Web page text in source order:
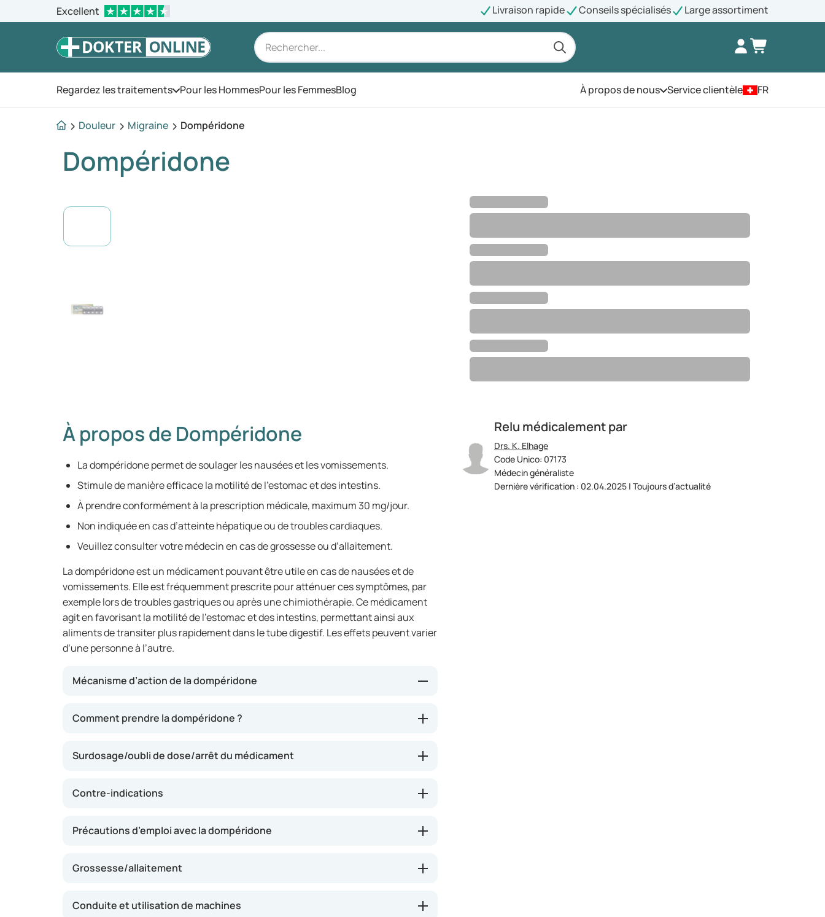
Excellent Livraison rapide Conseils spécialisés Large assortiment
Regardez les traitementsOuvrez le menu
Pour les HommesPour les FemmesBlog À propos de nousOuvrez le menu
Service clientèle FR
Douleur Migraine Dompéridone
Dompéridone
Relu médicalement par
Drs. K. Elhage
Code Unico: 07173
Médecin généraliste
Dernière vérification : 02.04.2025 | Toujours d’actualité
À propos de Dompéridone
La dompéridone permet de soulager les nausées et les vomissements.
Stimule de manière efficace la motilité de l’estomac et des intestins.
À prendre conformément à la prescription médicale, maximum 30 mg/jour.
Non indiquée en cas d’atteinte hépatique ou de troubles cardiaques.
Veuillez consulter votre médecin en cas de grossesse ou d’allaitement.
La dompéridone est un médicament pouvant être utile en cas de nausées et de
vomissements. Elle est fréquemment prescrite pour atténuer ces symptômes, par
exemple lors de troubles gastriques ou après une chimiothérapie. Ce médicament
agit en favorisant la motilité de l’estomac et des intestins, permettant ainsi aux
aliments de transiter plus rapidement dans le tube digestif. Les effets peuvent varier
d’une personne à l’autre.
Mécanisme d’action de la dompéridone
La dompéridone stimule la motilité de l’estomac et des intestins et peut ainsi
réduire les nausées et les vomissements. Elle bloque certains signaux au
amélioration plus rapide en cas de troubles gastriques ou dans d’autres
Comment prendre la dompéridone ?
Surdosage/oubli de dose/arrêt du médicament
Contre-indications
Précautions d’emploi avec la dompéridone
Grossesse/allaitement
Conduite et utilisation de machines